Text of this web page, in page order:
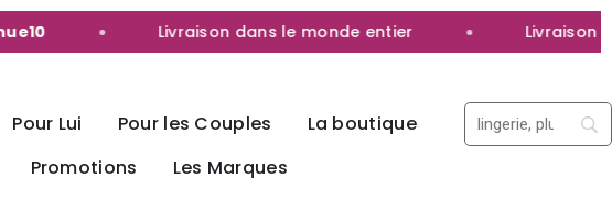
Livraison dans le monde entier Livraison 100%
Pour Lui Pour les Couples
La boutique
Promotions
Les Marques